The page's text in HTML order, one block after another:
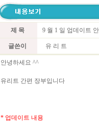
제 목 9 월 1 일 업데이트
글쓴이 유 리 트
안녕하세요 ^^
유리트 간편 장부입니다
* 업데이트 내용